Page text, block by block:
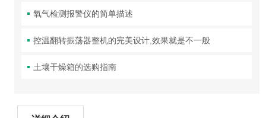
氧气检测报警仪的简单描述
控温翻转振荡器整机的完美设计,效果就是不一般
土壤干燥箱的选购指南